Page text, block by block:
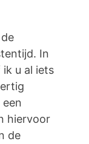
In
u al iets
hiervoor
de